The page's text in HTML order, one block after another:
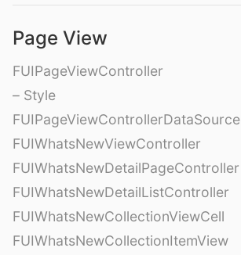
Page View
FUIPageViewController
– Style
FUIPageViewControllerDataSource
FUIWhatsNewViewController
FUIWhatsNewDetailPageController
FUIWhatsNewDetailListController
FUIWhatsNewCollectionViewCell
FUIWhatsNewCollectionItemView